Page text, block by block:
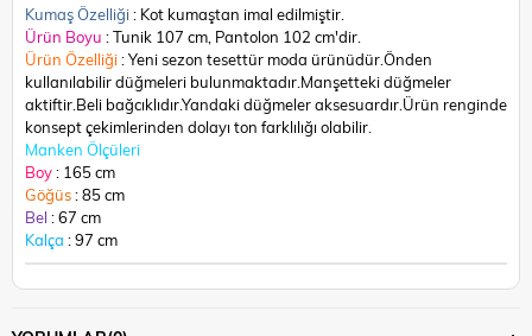
Kumaş Özelliği: Kot kumaştan imal edilmiştir.
Ürün Boyu : Tunik 107 cm, Pantolon 102 cm'dir.
Ürün Özelliği: Yeni sezon tesettür moda ürünüdür.Önden
kullanılabilir düğmeleri bulunmaktadır.Manşetteki düğmeler
aktiftir.Beli bağcıklıdır.Yandaki düğmeler aksesuardır.Ürün renginde
konsept çekimlerinden dolayı ton farklılığı olabilir.
Manken Ölçüleri
Boy: 165 cm
Göğüs: 85 cm
Bel : 67 cm
Kalça : 97 cm